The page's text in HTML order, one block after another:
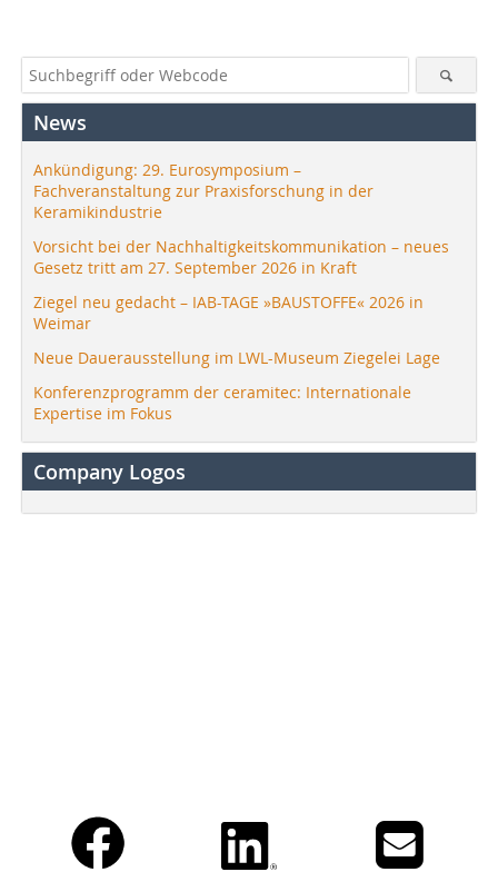
News
Ankündigung: 29. Eurosymposium –
Fachveranstaltung zur Praxisforschung in der
Keramikindustrie
Vorsicht bei der Nachhaltigkeitskommunikation – neues
Gesetz tritt am 27. September 2026 in Kraft
Ziegel neu gedacht – IAB-TAGE »BAUSTOFFE« 2026 in
Weimar
Neue Dauerausstellung im LWL-Museum Ziegelei Lage
Konferenzprogramm der ceramitec: Internationale
Expertise im Fokus
Company Logos